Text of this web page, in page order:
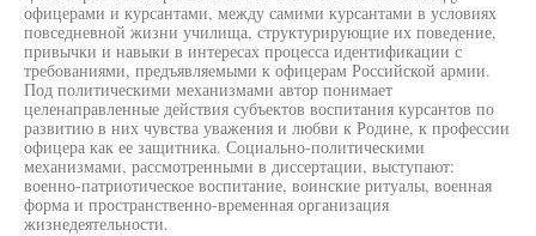
офицерами и курсантами, между самими курсантами в условиях
повседневной жизни училища, структурирующие их поведение,
привычки и навыки в интересах процесса идентификации с
требованиями, предъявляемыми к офицерам Российской армии.
Под политическими механизмами автор понимает
целенаправленные действия субъектов воспитания курсантов по
развитию в них чувства уважения и любви к Родине, к профессии
офицера как ее защитника. Социально-политическими
механизмами, рассмотренными в диссертации, выступают:
военно-патриотическое воспитание, воинские ритуалы, военная
форма и пространственно-временная организация
жизнедеятельности.